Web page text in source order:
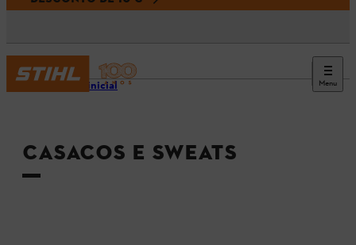
Menu
Página inicial
CASACOS E SWEATS